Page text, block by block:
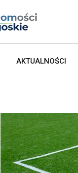
AKTUALNOŚCI